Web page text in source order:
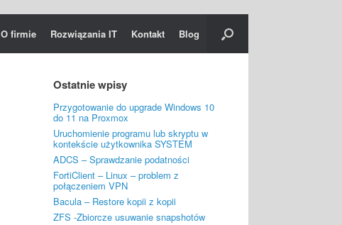
O firmie Rozwiązania IT Kontakt Blog
Ostatnie wpisy
Przygotowanie do upgrade Windows 10
do 11 na Proxmox
Uruchomienie programu lub skryptu w
kontekście użytkownika SYSTEM
ADCS – Sprawdzanie podatności
FortiClient – Linux – problem z
połączeniem VPN
Bacula – Restore kopii z kopii
ZFS -Zbiorcze usuwanie snapshotów